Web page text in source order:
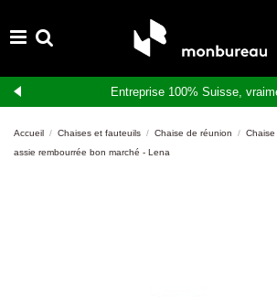
Entreprise 100% Suisse,
Accueil Chaises et fauteuils Chaise de réunion
assie rembourrée bon marché - Lena